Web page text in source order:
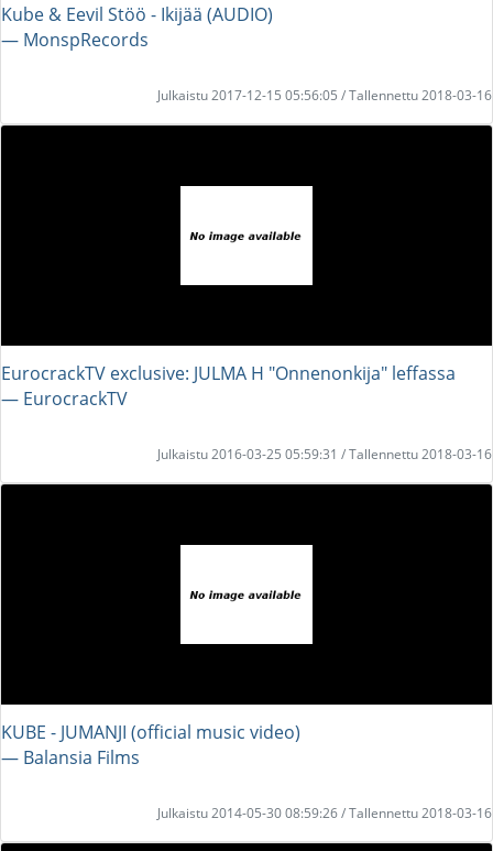
Kube & Eevil Stöö - Ikijää (AUDIO)
― MonspRecords
Julkaistu 2017-12-15 05:56:05 / Tallennettu 2018-03-16
EurocrackTV exclusive: JULMA H "Onnenonkija" leffassa
― EurocrackTV
Julkaistu 2016-03-25 05:59:31 / Tallennettu 2018-03-16
KUBE - JUMANJI (official music video)
― Balansia Films
Julkaistu 2014-05-30 08:59:26 / Tallennettu 2018-03-16